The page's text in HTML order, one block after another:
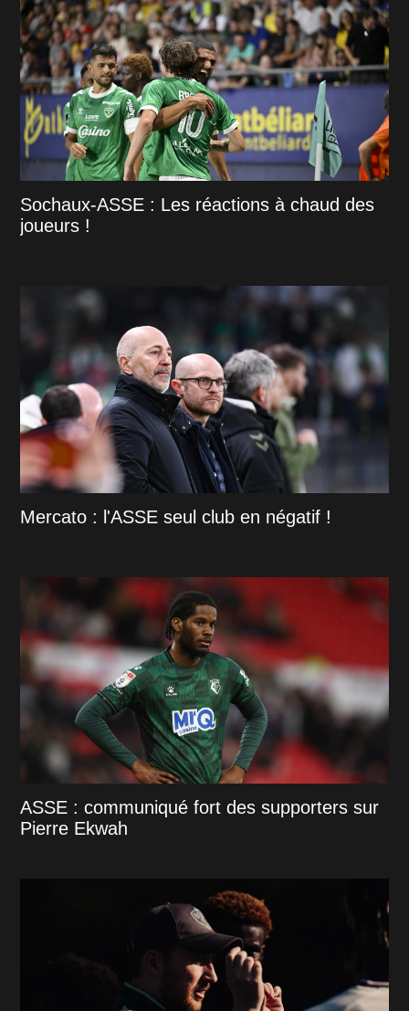
Sochaux-ASSE : Les réactions à chaud des
joueurs !
Mercato : l'ASSE seul club en négatif !
ASSE : communiqué fort des supporters sur
Pierre Ekwah